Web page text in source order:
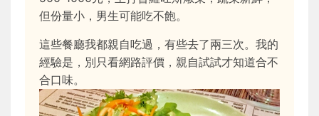
但份量小，男生可能吃不飽。
這些餐廳我都親自吃過，有些去了兩三次。我的
經驗是，別只看網路評價，親自試試才知道合不
合口味。